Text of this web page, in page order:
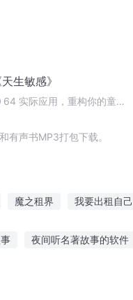
天生敏感》
64 实际应用，重构你的童年
有声书MP3打包下载。
魔之租界 我要出租自己
夜间听名著故事的软件